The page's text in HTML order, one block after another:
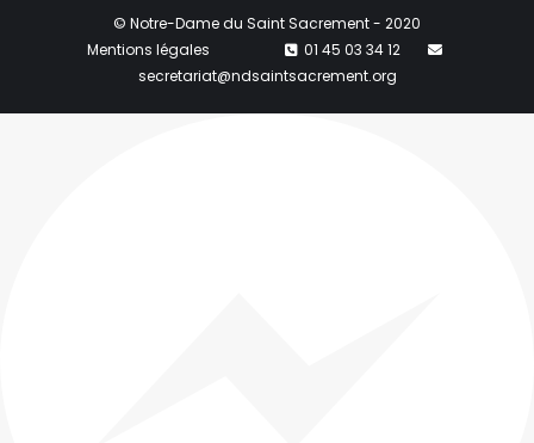
© Notre-Dame du Saint Sacrement - 2020
Mentions légales
01 45 03 34 12
secretariat@ndsaintsacrement.org